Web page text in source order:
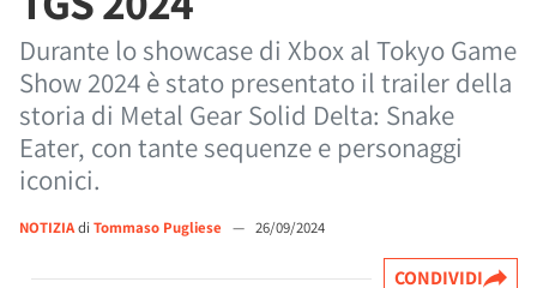
Durante lo showcase di Xbox al Tokyo Game
Show 2024 è stato presentato il trailer della
storia di Metal Gear Solid Delta: Snake
Eater, con tante sequenze e personaggi
iconici.
NOTIZIAdi Tommaso Pugliese — 26/09/2024
CONDIVIDI